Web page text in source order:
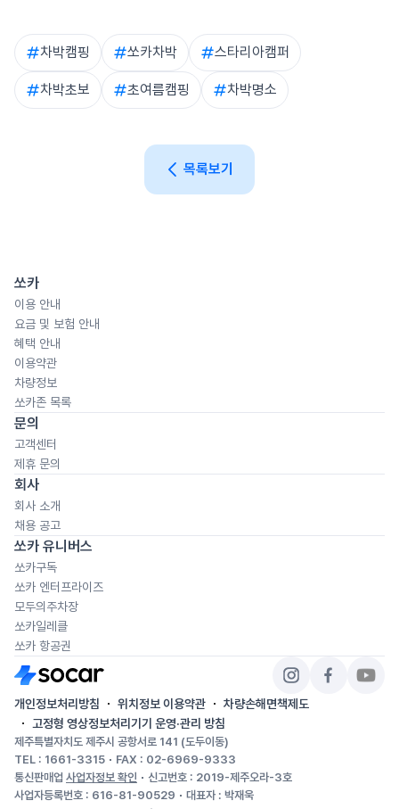
변에 무단으로 차박하는 것은 도로교통법 위반이 될 수 있으니 허
가된 장소를 이용해주세요.
아 캠퍼 데이터 기준 10월이 연중 1위, 5월이 2위예요. 초여름은
날씨가 쾌적하고 모기가 적어 입문자에게 특히 적합한 시즌이에
요.
차박캠핑 쏘카차박 스타리아캠퍼
차박초보 초여름캠핑 차박명소
목록보기
개인정보처리방침 위치정보 이용약관
차량손해면책제도
고정형 영상정보처리기기 운영·관리 방침
제주특별자치도 제주시 공항서로 141 (도두이동)
TEL : 1661-3315
FAX : 02-6969-9333
통신판매업 사업자정보 확인
신고번호 : 2019-제주오라-3호
사업자등록번호 : 616-81-90529
대표자 : 박재욱
쏘카
이용 안내
요금 및 보험 안내
혜택 안내
이용약관
차량정보
쏘카존 목록
문의
고객센터
제휴 문의
회사
회사 소개
채용 공고
쏘카 유니버스
쏘카구독
쏘카 엔터프라이즈
모두의주차장
쏘카일레클
쏘카 항공권